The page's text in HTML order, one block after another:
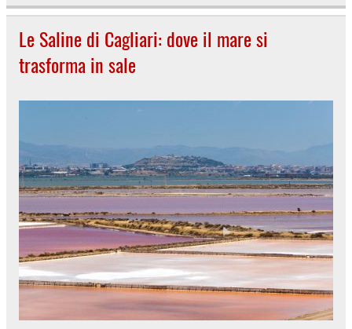
Le Saline di Cagliari: dove il mare si
trasforma in sale